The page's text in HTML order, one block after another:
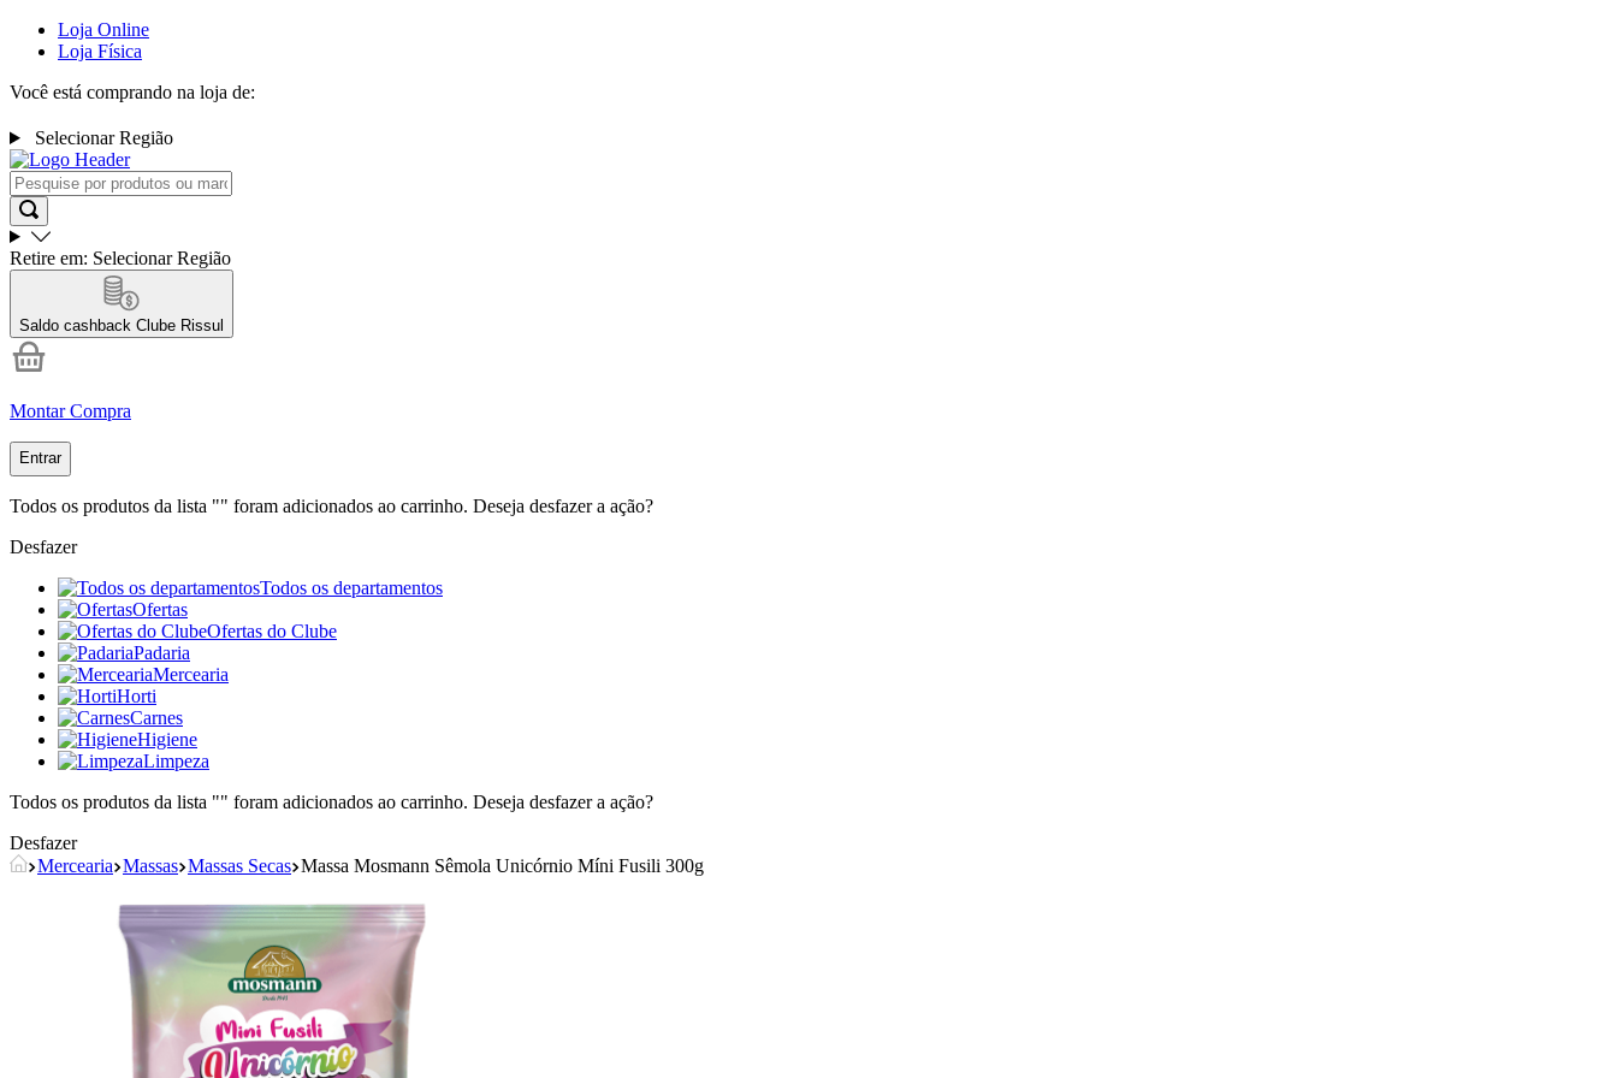
Loja Online
Loja Física
Você está comprando na loja de:
Selecionar Região
Retire em: Selecionar Região
Saldo cashback Clube Rissul
Montar Compra
Entrar
Todos os produtos da lista "" foram adicionados ao carrinho. Deseja desfazer a ação?
Desfazer
Todos os departamentos
Ofertas
Ofertas do Clube
Padaria
Mercearia
Horti
Carnes
Higiene
Limpeza
Todos os produtos da lista "" foram adicionados ao carrinho. Deseja desfazer a ação?
Desfazer
Mercearia Massas Massas Secas Massa Mosmann Sêmola Unicórnio Míni Fusili 300g